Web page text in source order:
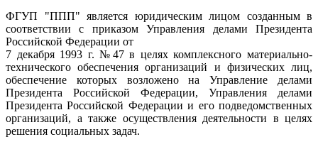
ФГУП "ППП" является юридическим лицом созданным в
соответствии с приказом Управления делами Президента
Российской Федерации от
7 декабря 1993 г. №47 в целях комплексного материально-
технического обеспечения организаций и физических лиц,
обеспечение которых возложено на Управление делами
Президента Российской Федерации, Управления делами
Президента Российской Федерации и его подведомственных
организаций, а также осуществления деятельности в целях
решения социальных задач.